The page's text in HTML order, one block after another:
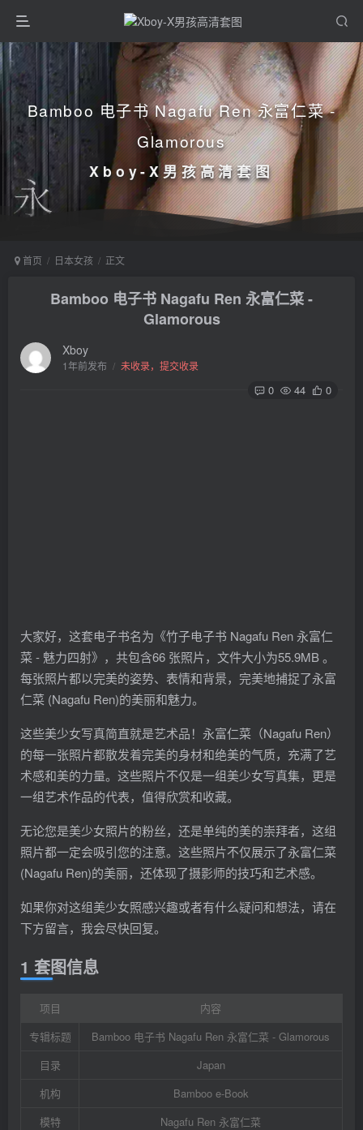
Bamboo 电子书 Nagafu Ren 永富仁菜 -
Glamorous
Xboy-X男孩高清套图
首页 日本女孩 正文
Bamboo 电子书 Nagafu Ren 永富仁菜 -
Glamorous
Xboy
1年前发布 / 未收录，提交收录
0 44 0
大家好，这套电子书名为《竹子电子书 Nagafu Ren 永富仁
菜 - 魅力四射》，共包含66 张照片，文件大小为55.9MB 。
每张照片都以完美的姿势、表情和背景，完美地捕捉了永富
仁菜 (Nagafu Ren)的美丽和魅力。
这些美少女写真简直就是艺术品！永富仁菜（Nagafu Ren）
的每一张照片都散发着完美的身材和绝美的气质，充满了艺
术感和美的力量。这些照片不仅是一组美少女写真集，更是
一组艺术作品的代表，值得欣赏和收藏。
无论您是美少女照片的粉丝，还是单纯的美的崇拜者，这组
照片都一定会吸引您的注意。这些照片不仅展示了永富仁菜
(Nagafu Ren)的美丽，还体现了摄影师的技巧和艺术感。
如果你对这组美少女照感兴趣或者有什么疑问和想法，请在
下方留言，我会尽快回复。
1 套图信息
项目
内容
专辑标题
Bamboo 电子书 Nagafu Ren 永富仁菜 - Glamorous
目录
Japan
机构
Bamboo e-Book
模特
Nagafu Ren 永富仁菜